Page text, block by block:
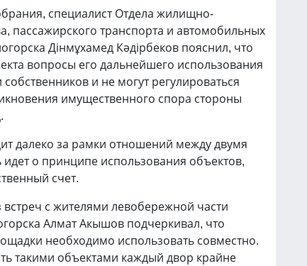
специалист Отдела жилищно-
пассажирского транспорта и автомобильных
Дінмұхамед Кәдірбеков пояснил, что
вопросы его дальнейшего использования
и не могут регулироваться
имущественного спора стороны
далеко за рамки отношений между двумя
о принципе использования объектов,
счет.
с жителями левобережной части
Алмат Акышов подчеркивал, что
необходимо использовать совместно.
такими объектами каждый двор крайне